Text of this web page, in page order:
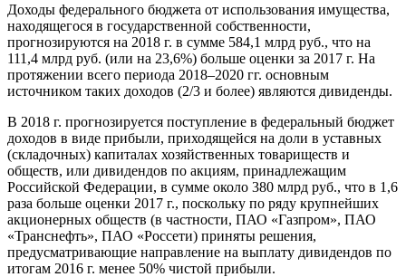
Доходы федерального бюджета от использования имущества,
находящегося в государственной собственности,
прогнозируются на 2018 г. в сумме 584,1 млрд руб., что на
111,4 млрд руб. (или на 23,6%) больше оценки за 2017 г. На
протяжении всего периода 2018–2020 гг. основным
источником таких доходов (2/3 и более) являются дивиденды.
В 2018 г. прогнозируется поступление в федеральный бюджет
доходов в виде прибыли, приходящейся на доли в уставных
(складочных) капиталах хозяйственных товариществ и
обществ, или дивидендов по акциям, принадлежащим
Российской Федерации, в сумме около 380 млрд руб., что в 1,6
раза больше оценки 2017 г., поскольку по ряду крупнейших
акционерных обществ (в частности, ПАО «Газпром», ПАО
«Транснефть», ПАО «Россети) приняты решения,
предусматривающие направление на выплату дивидендов по
итогам 2016 г. менее 50% чистой прибыли.